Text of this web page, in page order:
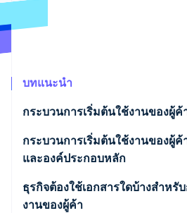
การก่อตั้งบริษัทสตาร์ทอัพ
Stripe Sessions 2026
ดูว่า Stripe กำลังสร้างโครงสร้า
รับชมเลย
บทแนะนำ
กระบวนการเริ่มต้นใช้งานของผู้ค้
กระบวนการเริ่มต้นใช้งานของผู้ค้
แบบอัตโนมัติ
กระบวนการเริ่มต้นใช้งานของผู้ค้
และองค์ประกอบหลัก
ธุรกิจต้องใช้เอกสารใดบ้างสำหรั
งานของผู้ค้า